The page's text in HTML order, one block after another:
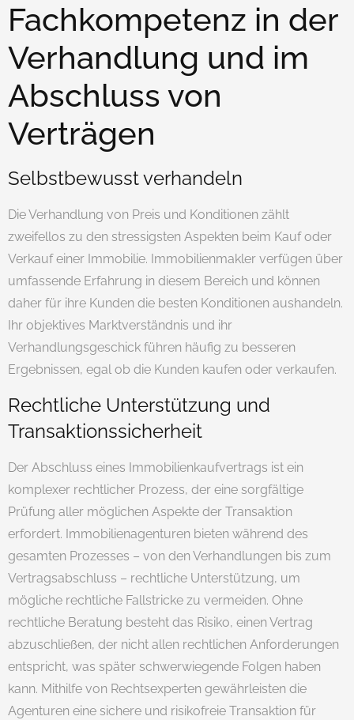
Fachkompetenz in der
Verhandlung und im
Abschluss von
Verträgen
Selbstbewusst verhandeln
Die Verhandlung von Preis und Konditionen zählt
zweifellos zu den stressigsten Aspekten beim Kauf oder
Verkauf einer Immobilie. Immobilienmakler verfügen über
umfassende Erfahrung in diesem Bereich und können
daher für ihre Kunden die besten Konditionen aushandeln.
Ihr objektives Marktverständnis und ihr
Verhandlungsgeschick führen häufig zu besseren
Ergebnissen, egal ob die Kunden kaufen oder verkaufen.
Rechtliche Unterstützung und
Transaktionssicherheit
Der Abschluss eines Immobilienkaufvertrags ist ein
komplexer rechtlicher Prozess, der eine sorgfältige
Prüfung aller möglichen Aspekte der Transaktion
erfordert. Immobilienagenturen bieten während des
gesamten Prozesses – von den Verhandlungen bis zum
Vertragsabschluss – rechtliche Unterstützung, um
mögliche rechtliche Fallstricke zu vermeiden. Ohne
rechtliche Beratung besteht das Risiko, einen Vertrag
abzuschließen, der nicht allen rechtlichen Anforderungen
entspricht, was später schwerwiegende Folgen haben
kann. Mithilfe von Rechtsexperten gewährleisten die
Agenturen eine sichere und risikofreie Transaktion für